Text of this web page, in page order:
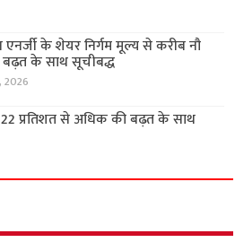
एनर्जी के शेयर निर्गम मूल्य से करीब नौ
बढ़त के साथ सूचीबद्ध
2026
प्रतिशत से अधिक की बढ़त के साथ